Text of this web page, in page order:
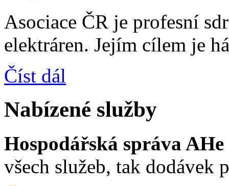
Asociace ČR je profesní
elektráren. Jejím cílem je
Číst dál
Nabízené služby
Hospodářská správa
všech služeb, tak dodávek